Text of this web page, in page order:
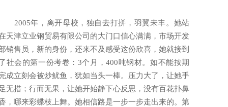
2005年，离开母校，独自去打拼，羽翼未丰。她站
天津立业钢贸易有限公司的大门口信心满满，市场开发
销售员，新的身份，还来不及感受这份欣喜，她就接到
社会的第一份考卷：3个月，400吨钢材。如不能按期
成立刻会被炒鱿鱼，犹如当头一棒。压力大了，让她手
无措；行而无果，让她开始静下心反思，没有百花扑鼻
，哪来彩蝶枝上舞。她相信路是一步一步走出来的。第